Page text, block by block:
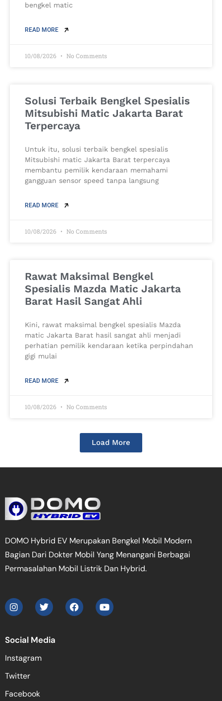
bengkel matic
READ MORE
10/08/2026 No Comments
Solusi Terbaik Bengkel Spesialis
Mitsubishi Matic Jakarta Barat
Terpercaya
Untuk itu, solusi terbaik bengkel spesialis
Mitsubishi matic Jakarta Barat terpercaya
membantu pemilik kendaraan memahami
gangguan sensor speed tanpa langsung
READ MORE
10/08/2026 No Comments
Rawat Maksimal Bengkel
Spesialis Mazda Matic Jakarta
Barat Hasil Sangat Ahli
Kini, rawat maksimal bengkel spesialis Mazda
matic Jakarta Barat hasil sangat ahli menjadi
perhatian pemilik kendaraan ketika perpindahan
gigi mulai
READ MORE
10/08/2026 No Comments
Load More
DOMO Hybrid EV Merupakan Bengkel Mobil Modern
Bagian Dari Dokter Mobil Yang Menangani Berbagai
Permasalahan Mobil Listrik Dan Hybrid.
Social Media
Instagram
Twitter
Facebook